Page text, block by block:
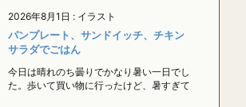
2026年8月1日 : イラスト
パンプレート、サンドイッチ、チキン
サラダでごはん
今日は晴れのち曇りでかなり暑い一日でし
た。歩いて買い物に行ったけど、暑すぎて